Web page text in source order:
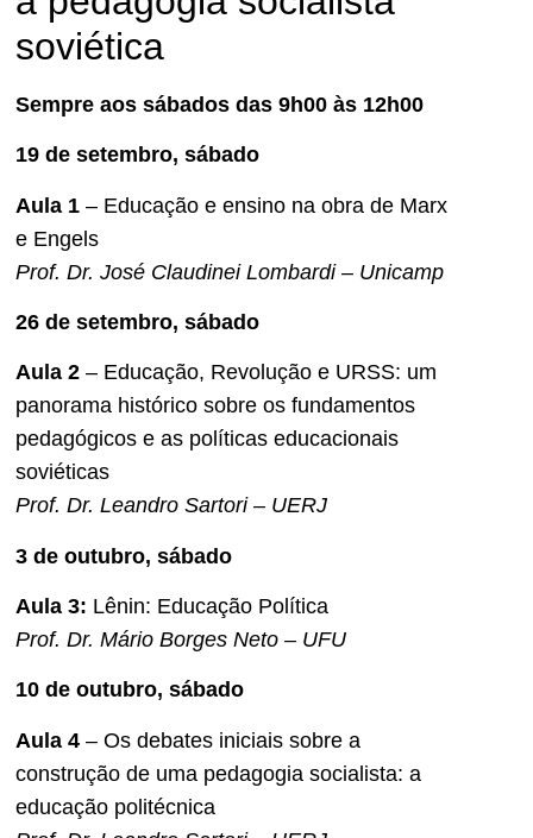
soviética
Sempre aos sábados das 9h00 às 12h00
19 de setembro, sábado
Aula 1 – Educação e ensino na obra de Marx
e Engels
Prof. Dr. José Claudinei Lombardi – Unicamp
26 de setembro, sábado
Aula 2 – Educação, Revolução e URSS: um
panorama histórico sobre os fundamentos
pedagógicos e as políticas educacionais
soviéticas
Prof. Dr. Leandro Sartori – UERJ
3 de outubro, sábado
Aula 3: Lênin: Educação Política
Prof. Dr. Mário Borges Neto – UFU
10 de outubro, sábado
Aula 4 – Os debates iniciais sobre a
construção de uma pedagogia socialista: a
educação politécnica